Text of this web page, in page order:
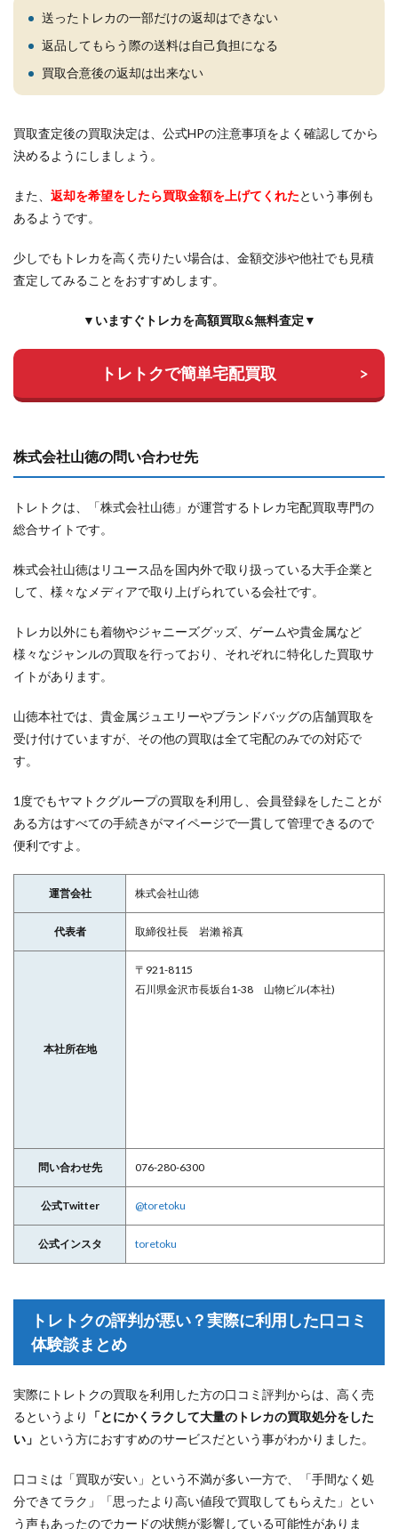
送ったトレカの一部だけの返却はできない
返品してもらう際の送料は自己負担になる
買取合意後の返却は出来ない
買取査定後の買取決定は、公式HPの注意事項をよく確認してから
決めるようにしましょう。
また、 返却を希望をしたら買取金額を上げてくれたという事例も
あるようです。
少しでもトレカを高く売りたい場合は、金額交渉や他社でも見積
査定してみることをおすすめします。
▼いますぐトレカを高額買取&無料査定▼
トレトクで簡単宅配買取
株式会社山徳の問い合わせ先
トレトクは、「株式会社山徳」が運営するトレカ宅配買取専門の
総合サイトです。
株式会社山徳はリユース品を国内外で取り扱っている大手企業と
して、様々なメディアで取り上げられている会社です。
トレカ以外にも着物やジャニーズグッズ、ゲームや貴金属など
様々なジャンルの買取を行っており、それぞれに特化した買取サ
イトがあります。
山徳本社では、貴金属ジュエリーやブランドバッグの店舗買取を
受け付けていますが、その他の買取は全て宅配のみでの対応で
す。
1度でもヤマトクグループの買取を利用し、会員登録をしたことが
ある方はすべての手続きがマイページで一貫して管理できるので
便利ですよ。
運営会社 株式会社山徳
代表者 取締役社長 岩瀨 裕真
本社所在地
〒921-8115
石川県金沢市長坂台1-38 山物ビル(本社)
問い合わせ先 076-280-6300
公式Twitter @toretoku
公式インスタ toretoku
トレトクの評判が悪い？実際に利用した口コミ
体験談まとめ
実際にトレトクの買取を利用した方の口コミ評判からは、高く売
るというより
「とにかくラクして大量のトレカの買取処分をした
い」 という方におすすめのサービスだという事がわかりました。
口コミは「買取が安い」という不満が多い一方で、「手間なく処
分できてラク」「思ったより高い値段で買取してもらえた」とい
う声もあったのでカードの状態が影響している可能性がありま